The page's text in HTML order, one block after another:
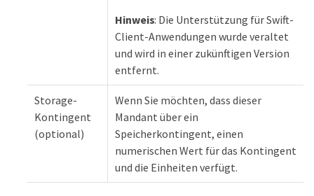
Hinweis: Die Unterstützung für Swift-
Client-Anwendungen wurde veraltet
und wird in einer zukünftigen Version
entfernt.
Storage-
Kontingent
(optional)
Wenn Sie möchten, dass dieser
Mandant über ein
Speicherkontingent, einen
numerischen Wert für das Kontingent
und die Einheiten verfügt.